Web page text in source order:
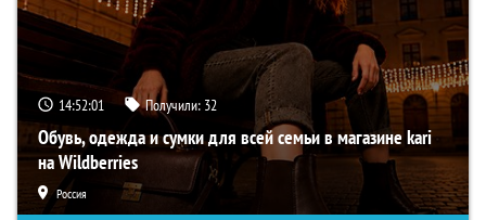
14:52:00 Получили: 32
Обувь, одежда и сумки для всей семьи в магазине kari
на Wildberries
Россия